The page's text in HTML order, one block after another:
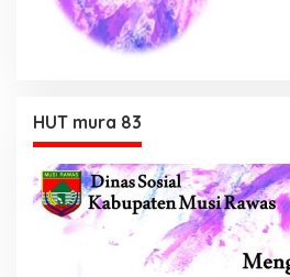
HUT mura 83